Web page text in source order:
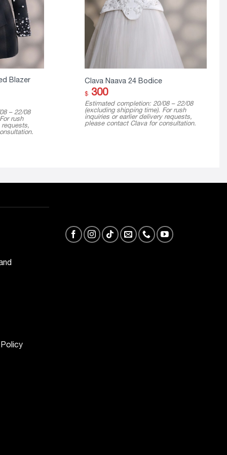
Blazer
– 22/08
rush
Clava Naava 24 Bodice
$300
Estimated completion: 20/08 – 22/08
(excluding shipping time). For rush
inquiries or earlier delivery requests,
please contact Clava for consultation.